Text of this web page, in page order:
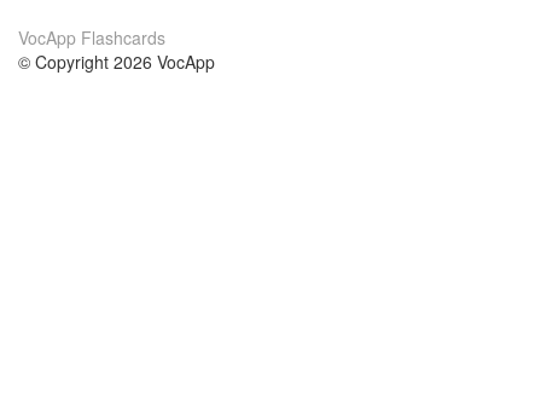
VocApp Flashcards
© Copyright 2026 VocApp